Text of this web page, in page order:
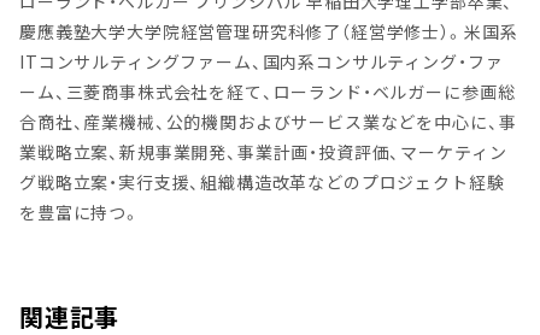
慶應義塾大学大学院経営管理研究科修了（経営学修士）。米国系
ITコンサルティングファーム、国内系コンサルティング・ファ
ーム、三菱商事株式会社を経て、ローランド・ベルガーに参画総
合商社、産業機械、公的機関およびサービス業などを中心に、事
業戦略立案、新規事業開発、事業計画・投資評価、マーケティン
グ戦略立案・実行支援、組織構造改革などのプロジェクト経験
を豊富に持つ。
関連記事